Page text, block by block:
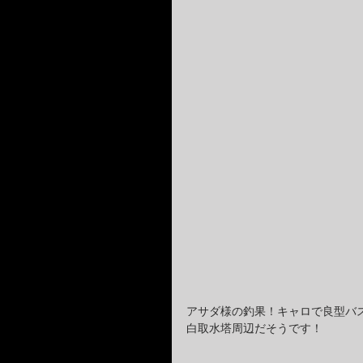
アサダ様の釣果！キャロで良型バ
白取水塔周辺だそうです！